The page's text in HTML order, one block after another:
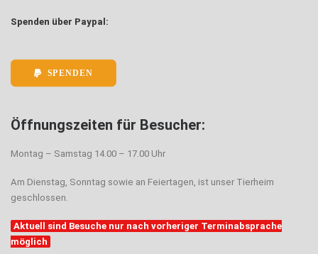
Spenden über Paypal:
SPENDEN
Öffnungszeiten für Besucher:
Montag – Samstag 14.00 – 17.00 Uhr
Am Dienstag, Sonntag sowie an Feiertagen, ist unser Tierheim
geschlossen.
Aktuell sind Besuche nur nach vorheriger Terminabsprache
möglich